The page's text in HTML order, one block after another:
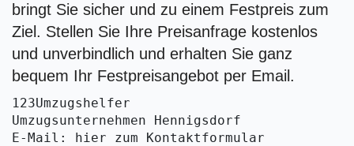
bringt Sie sicher und zu einem Festpreis zum
Ziel. Stellen Sie Ihre Preisanfrage kostenlos
und unverbindlich und erhalten Sie ganz
bequem Ihr Festpreisangebot per Email.
123Umzugshelfer
Umzugsunternehmen Hennigsdorf
E-Mail: hier zum Kontaktformular